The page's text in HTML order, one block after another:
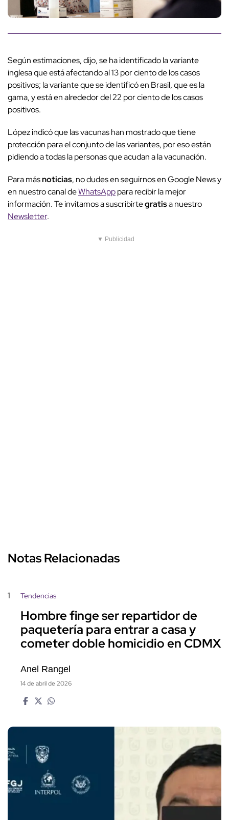
Según estimaciones, dijo, se ha identificado la variante
inglesa que está afectando al 13 por ciento de los casos
positivos; la variante que se identificó en Brasil, que es la
gama, y está en alrededor del 22 por ciento de los casos
positivos.
López indicó que las vacunas han mostrado que tiene
protección para el conjunto de las variantes, por eso están
pidiendo a todas la personas que acudan a la vacunación.
Para másnoticias, no dudes en seguirnos en Google News y
en nuestro canal deWhatsApppara recibir la mejor
información. Te invitamos a suscribirtegratisa nuestro
Newsletter.
▼ Publicidad
Notas Relacionadas
1 Tendencias
Hombre finge ser repartidor de
paquetería para entrar a casa y
cometer doble homicidio en CDMX
Anel Rangel
14 de abril de 2026